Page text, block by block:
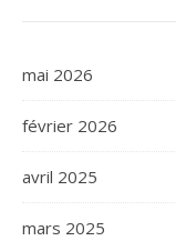
mai 2026
février 2026
avril 2025
mars 2025